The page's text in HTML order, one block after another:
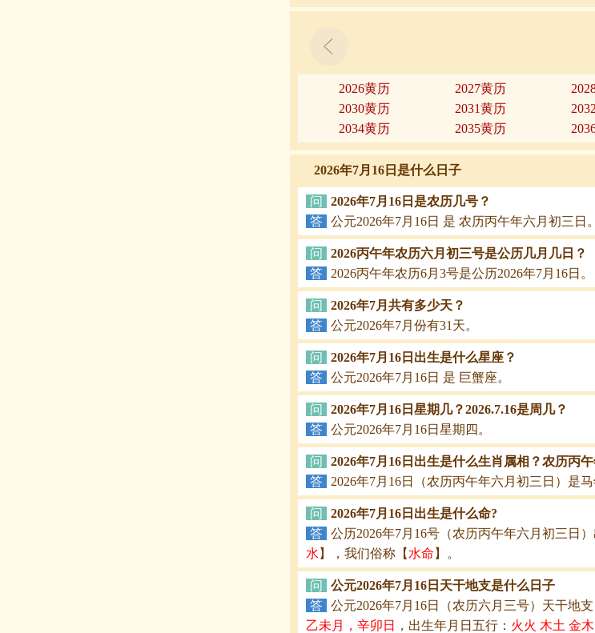
2026黄历 2027黄历
2030黄历
2031黄历
2034黄历
2035黄历
2026年7月16日是什么日子
问
2026年7月16日是农历几号？
答 公元2026年7月16日 是 农历丙午年六月初三日。
问
2026丙午年农历六月初三号是公历几月几日？
答
2026丙午年农历6月3号是公历2026年7月16日。
问
2026年7月共有多少天？
答 公元2026年7月份有31天。
问
2026年7月16日出生是什么星座？
答 公元2026年7月16日 是 巨蟹座。
问
2026年7月16日星期几？2026.7.16是周几？
答 公元2026年7月16日星期四。
问
2026年7月16日出生是什么生肖属相？农历丙
答
2026年7月16日（农历丙午年六月初三日）是马
问
2026年7月16日出生是什么命?
答 公历2026年7月16号（农历丙午年六月初三日
水 】，我们俗称【 水命 】。
问
公元2026年7月16日天干地支是什么日子
答 公元2026年7月16日（农历六月三号）天干地
乙未月，辛卯日
，出生年月日五行： 火火 木土 金木